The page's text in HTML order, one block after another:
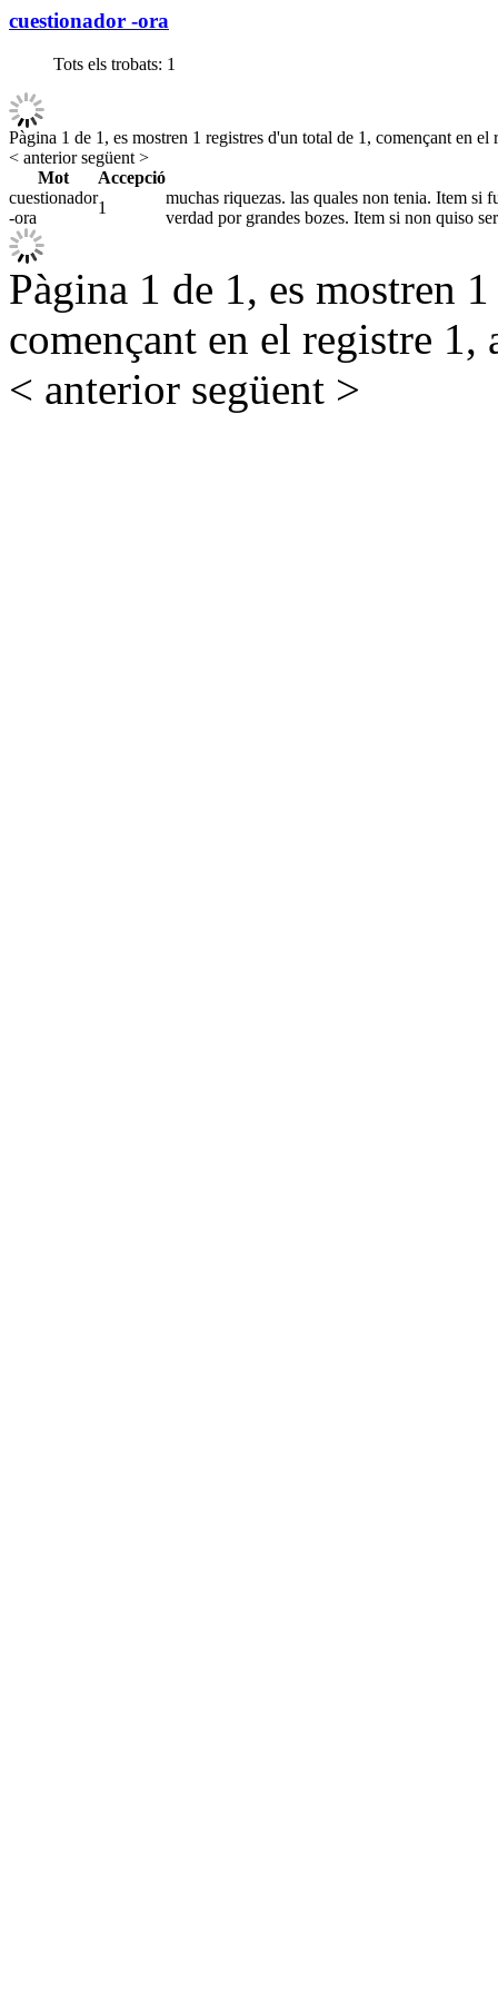
cuestionador -ora
Tots els trobats: 1
Pàgina 1 de 1, es mostren 1 registres d'un total de 1, començant en el
< anteriorsegüent >
Mot
Accepció
cuestionador
-ora
1
muchas riquezas. las quales non tenia. Item si
verdad por grandes bozes. Item si non quiso
Pàgina 1 de 1, es mostren
començant en el registre 1,
< anterior següent >